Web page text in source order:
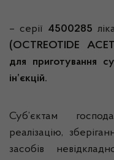
– серії 4500285
(OCTREOTIDE
для приготування
ін’єкцій.
Суб’єктам
реалізацію,
засобів